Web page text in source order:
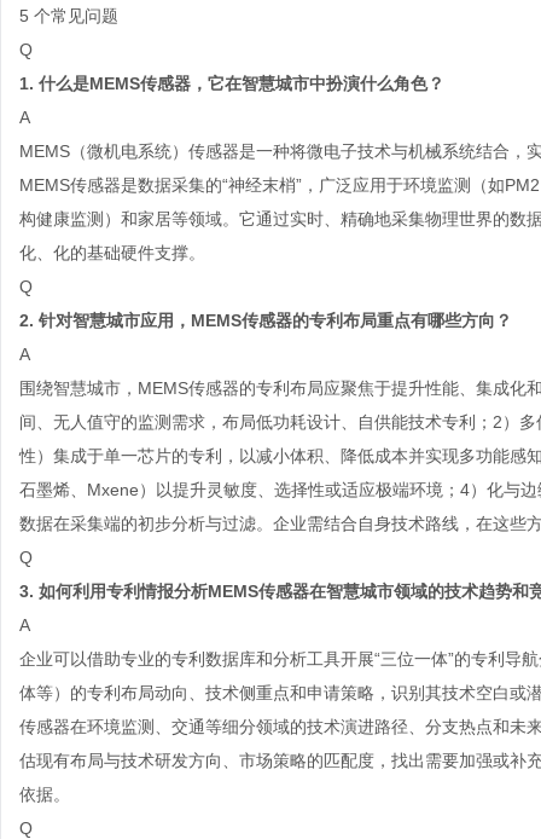
5 个常见问题
Q
1. 什么是MEMS传感器，它在智慧城市中扮演什么角色？
A
MEMS（微机电系统）传感器是一种将微电子技术与机械系统结合
MEMS传感器是数据采集的“神经末梢”，广泛应用于环境监测（如
构健康监测）和家居等领域。它通过实时、精确地采集物理世界的数
化、化的基础硬件支撑。
Q
2. 针对智慧城市应用，MEMS传感器的专利布局重点有哪些方向？
A
围绕智慧城市，MEMS传感器的专利布局应聚焦于提升性能、集成
间、无人值守的监测需求，布局低功耗设计、自供能技术专利；2）
性）集成于单一芯片的专利，以减小体积、降低成本并实现多功能感
石墨烯、Mxene）以提升灵敏度、选择性或适应极端环境；4）化与
数据在采集端的初步分析与过滤。企业需结合自身技术路线，在这些
Q
3. 如何利用专利情报分析MEMS传感器在智慧城市领域的技术趋势和
A
企业可以借助专业的专利数据库和分析工具开展“三位一体”的专利导
体等）的专利布局动向、技术侧重点和申请策略，识别其技术空白或
传感器在环境监测、交通等细分领域的技术演进路径、分支热点和未
估现有布局与技术研发方向、市场策略的匹配度，找出需要加强或补
依据。
Q